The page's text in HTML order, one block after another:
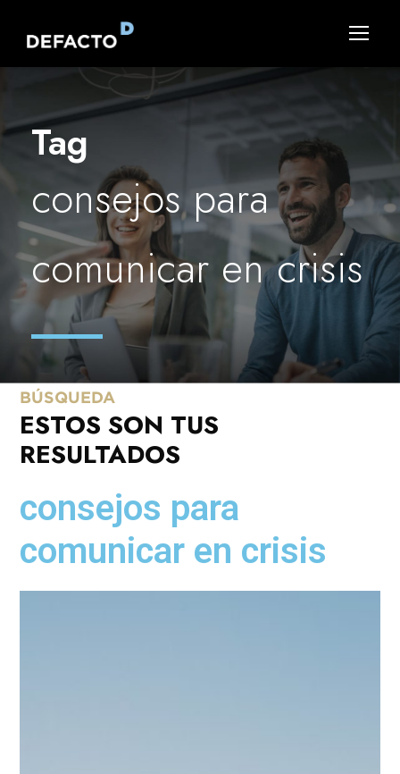
Tag
consejos para
comunicar en crisis
BÚSQUEDA
ESTOS SON TUS
RESULTADOS
consejos para
comunicar en crisis